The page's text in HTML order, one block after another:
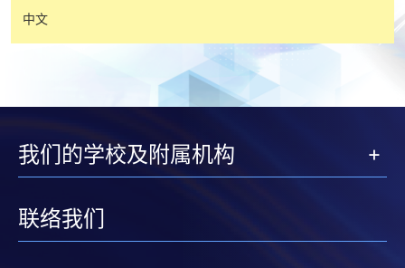
Mastercard（包括「香港大学专业进修学院
Mastercard卡」）缴付学费。香港大学专业进修学院
Mastercard卡持有人，如报读课程满港币2,000元，可
享有十个月免息分期付款优惠，惟课程申请人必须为
4. 网上缴费服务
别学历颁授课程提供网上报名/注册服务，申请人可在
网上使用「缴费灵」（不适用於手机）、VISA或
中文
我们的学校及附属机构
联络我们